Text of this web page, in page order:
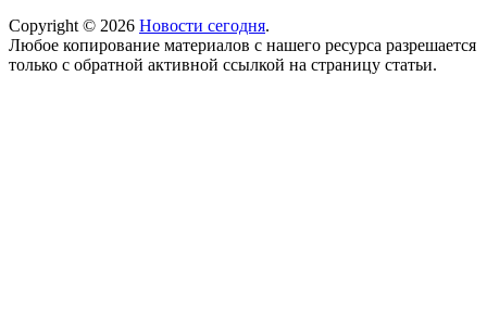
Copyright © 2026 Новости сегодня.
Любое копирование материалов с нашего ресурса разрешается
только с обратной активной ссылкой на страницу статьи.